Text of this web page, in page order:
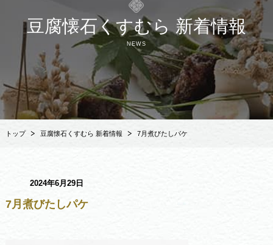
豆腐懐石くすむら 新着情報
NEWS
トップ 豆腐懐石くすむら 新着情報 7月煮びたしパケ
2024年6月29日
7月煮びたしパケ